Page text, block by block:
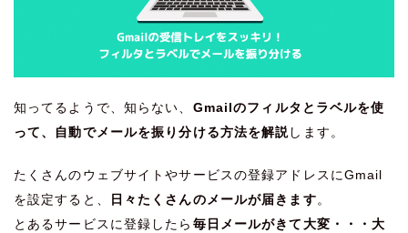
知ってるようで、知らない、 Gmailのフィルタとラベルを使
って、自動でメールを振り分ける方法を解説します。
たくさんのウェブサイトやサービスの登録アドレスにGmail
を設定すると、
日々たくさんのメールが届きます。
とあるサービスに登録したら 毎日メールがきて大変・・・大